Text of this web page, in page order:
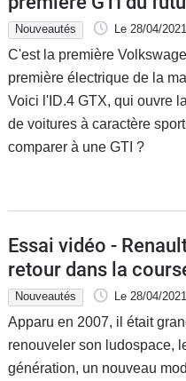
Nouveautés Le 28/04/2021
C'est la première
première électrique de la
Voici l'ID.4 GTX, qui ouvre
de voitures à caractère
comparer à une GTI ?
Essai vidéo -
retour dans la
Nouveautés Le 28/04/2021
Apparu en 2007, il était
renouveler son ludospace,
génération, un nouveau